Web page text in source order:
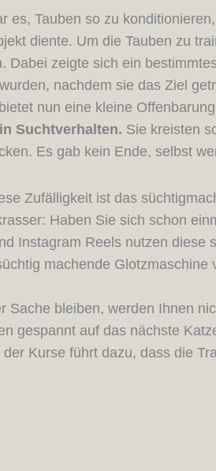
es, Tauben so zu
diente. Um die Tauben zu
zeigte sich ein
nachdem sie das Ziel
nun eine kleine
Suchtverhalten. Sie kreisten
Es gab kein Ende, selbst
Zufälligkeit ist das
Haben Sie sich schon
Instagram Reels nutzen diese
machende Glotzmaschine
bleiben, werden Ihnen
gespannt auf das nächste
Kurse führt dazu, dass die